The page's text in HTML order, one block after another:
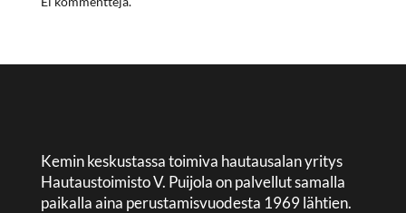
Kemin keskustassa toimiva hautausalan yritys
Hautaustoimisto V. Puijola on palvellut samalla
paikalla aina perustamisvuodesta 1969 lähtien.